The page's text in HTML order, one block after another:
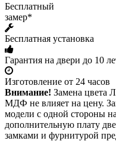
Бесплатный
замер*
Бесплатная установка
Гарантия на двери до 10
Изготовление от 24 часов
Внимание! Замена цвета
МДФ не влияет на цену.
модели с одной стороны
дополнительную плату
замками и фурнитурой